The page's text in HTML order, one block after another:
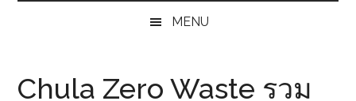
MENU
Chula Zero Waste รวม